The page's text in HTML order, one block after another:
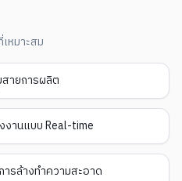
หมาะสม
ายการผลิต
งานแบบ Real-time
รล้างทำความสะอาด